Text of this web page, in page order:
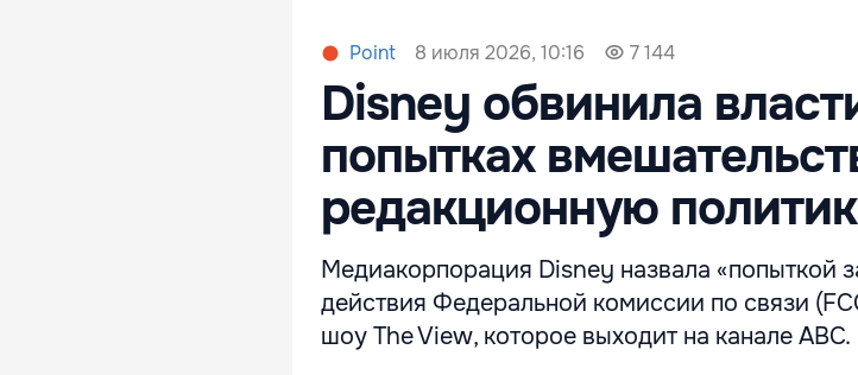
Point 8 июля 2026, 10:16 7 144
Disney обвинила
попытках
редакционную
Медиакорпорация Disney назвала «попыткой
действия Федеральной комиссии по связи
шоу The View, которое выходит на канале ABC.